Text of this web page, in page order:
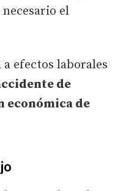
el
a efectos laborales
de
económica de